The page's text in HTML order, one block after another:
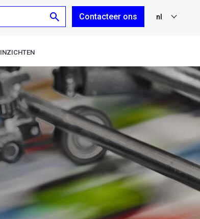
Contacteer ons nl
INZICHTEN